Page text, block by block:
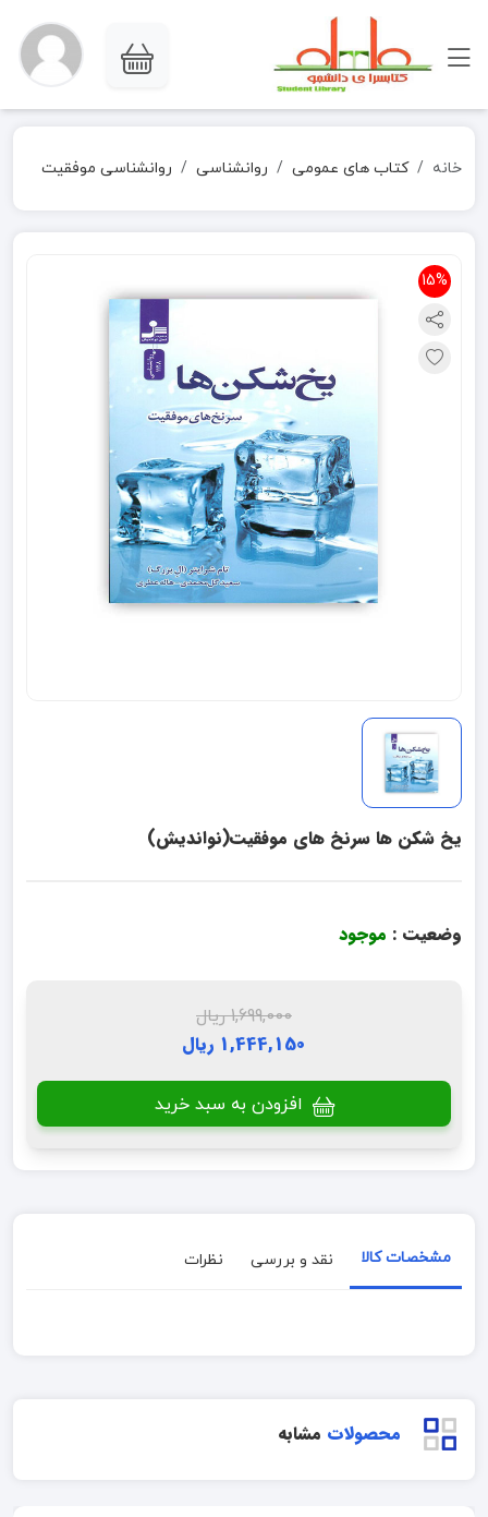
خانه کتاب های عمومی روانشناسی روانشناسی موفقیت
15%
یخ شکن ها سرنخ های موفقیت(نواندیش)
وضعیت : موجود
1,699,000 ریال
1,444,150 ریال
افزودن به سبد خرید
مشخصات کالا نقد و بررسی نظرات
محصولات مشابه